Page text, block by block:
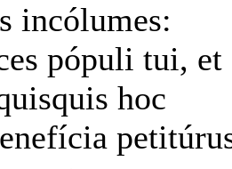
incólumes:
pópuli tui, et
hoc